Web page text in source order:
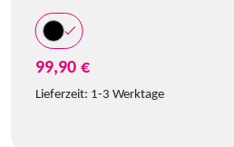
99,90 €
Lieferzeit: 1-3 Werktage